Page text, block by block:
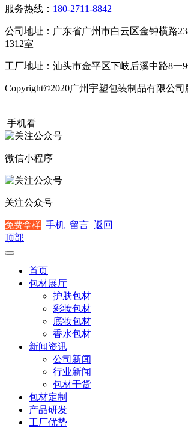
服务热线： 180-2711-8842
公司地址：广东省广州市白云区金钟横路
1312室
工厂地址：汕头市金平区下岐后溪中路8一
Copyright©2020广州宇塑包装制品有限公司
手机看
微信小程序
关注公众号
免费拿样 手机 留言 返回
顶部
首页
包材展厅
护肤包材
彩妆包材
底妆包材
香水包材
新闻资讯
公司新闻
行业新闻
包材干货
包材定制
产品研发
工厂优势